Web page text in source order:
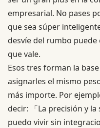
empresarial. No pases
que sea súper
desvíe del rumbo
que vale.
Esos tres forman la
asignarles el mismo
más importe. Por
decir: 「La precisión y
puedo vivir sin